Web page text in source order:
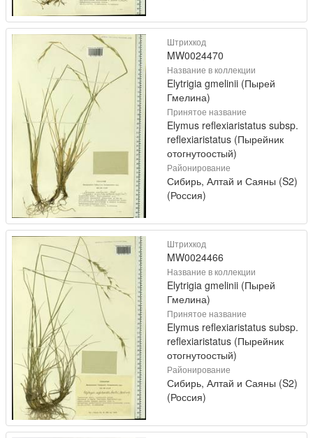
Штрихкод
MW0024470
Название в коллекции
Elytrigia gmelinii (Пырей
Гмелина)
Принятое название
Elymus reflexiaristatus subsp.
reflexiaristatus (Пырейник
отогнутоостый)
Районирование
Сибирь, Алтай и Саяны (S2)
(Россия)
Штрихкод
MW0024466
Название в коллекции
Elytrigia gmelinii (Пырей
Гмелина)
Принятое название
Elymus reflexiaristatus subsp.
reflexiaristatus (Пырейник
отогнутоостый)
Районирование
Сибирь, Алтай и Саяны (S2)
(Россия)